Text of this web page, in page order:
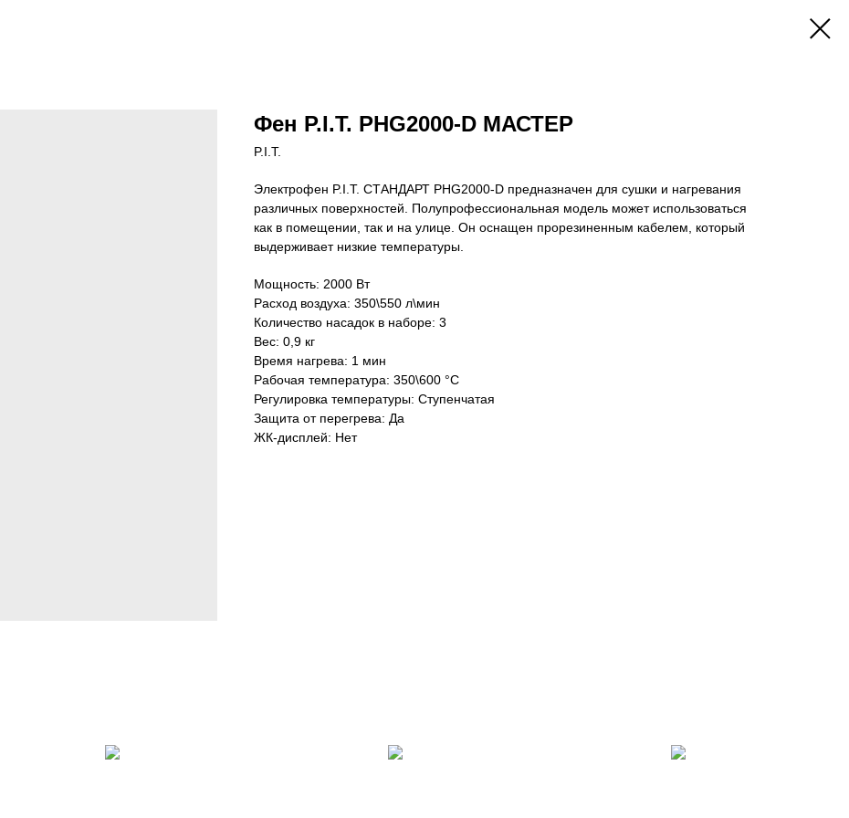
Фен P.I.T. PHG2000-D МАСТЕР
P.I.T.
Электрофен P.I.T. СТАНДАРТ PHG2000-D предназначен для сушки и нагревания
различных поверхностей. Полупрофессиональная модель может использоваться
как в помещении, так и на улице. Он оснащен прорезиненным кабелем, который
выдерживает низкие температуры.
Мощность: 2000 Вт
Расход воздуха: 350\550 л\мин
Количество насадок в наборе: 3
Вес: 0,9 кг
Время нагрева: 1 мин
Рабочая температура: 350\600 °С
Регулировка температуры: Ступенчатая
Защита от перегрева: Да
ЖК-дисплей: Нет